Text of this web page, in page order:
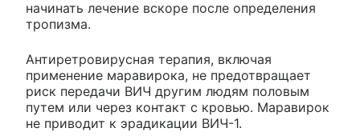
начинать лечение вскоре после определения
тропизма.
Антиретровирусная терапия, включая
применение маравирока, не предотвращает
риск передачи ВИЧ другим людям половым
путем или через контакт с кровью. Маравирок
не приводит к эрадикации ВИЧ-1.